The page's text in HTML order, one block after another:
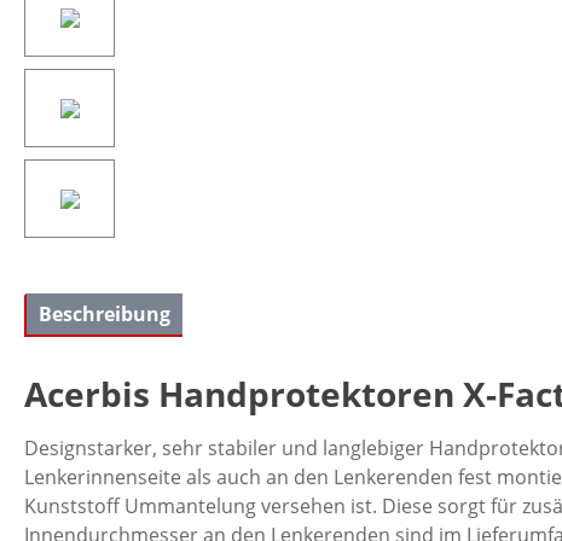
Beschreibung
Acerbis Handprotektoren X-
Designstarker, sehr stabiler und langlebiger
Lenkerinnenseite als auch an den Lenkerenden fest
Kunststoff Ummantelung versehen ist. Diese sorgt für
Innendurchmesser an den Lenkerenden sind im